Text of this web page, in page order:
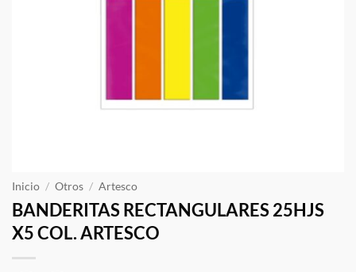
Inicio / Otros / Artesco
BANDERITAS RECTANGULARES 25HJS
X5 COL. ARTESCO